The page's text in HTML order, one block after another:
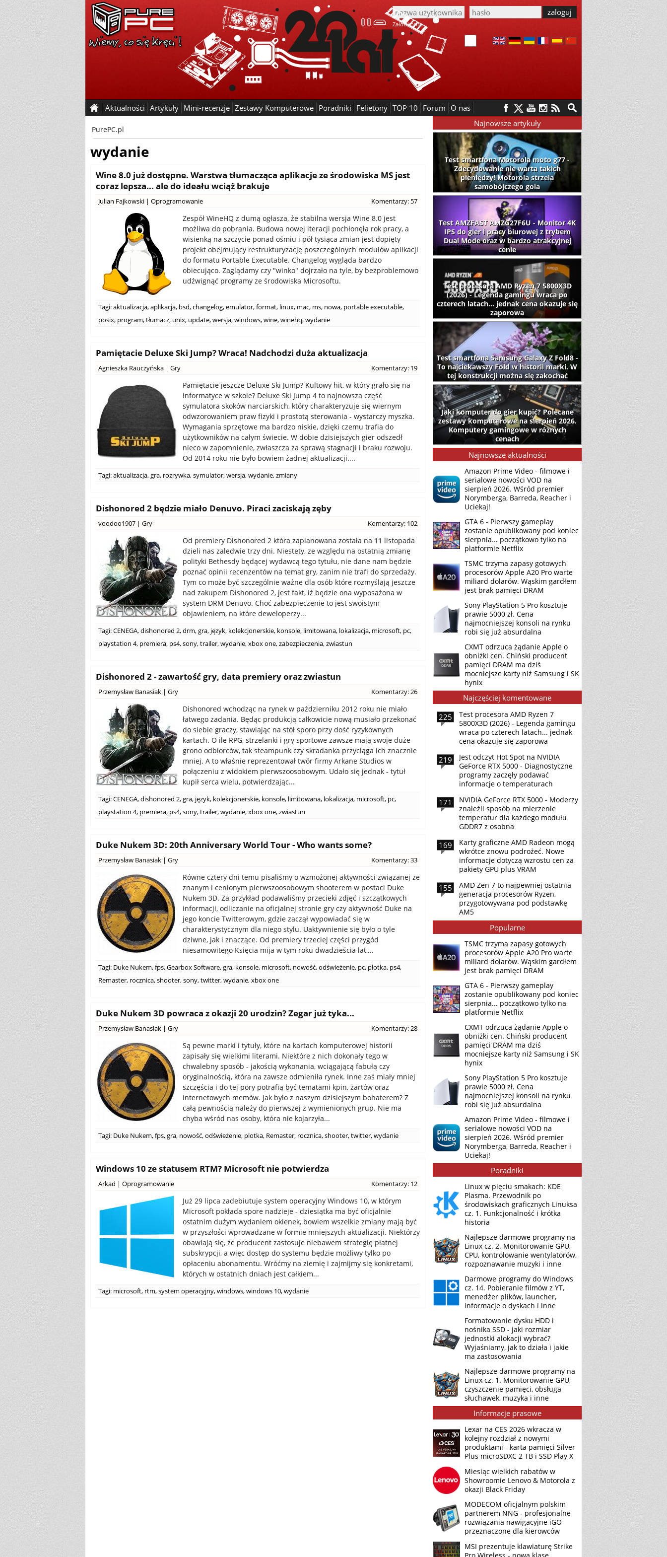
Załóż konto
Aktualności Artykuły Mini-recenzje Zestawy Komputerowe Poradniki Felietony TOP 10 Forum O nas
PurePC.pl
wydanie
Wine 8.0 już dostępne. Warstwa tłumacząca aplikacje ze środowiska MS jest
coraz lepsza... ale do ideału wciąż brakuje
Julian Fajkowski | Oprogramowanie Komentarzy: 57
Zespół WineHQ z dumą ogłasza, że stabilna wersja Wine 8.0 jest
możliwa do pobrania. Budowa nowej iteracji pochłonęła rok pracy, a
wisienką na szczycie ponad ośmiu i pół tysiąca zmian jest dopięty
projekt obejmujący restrukturyzację poszczególnych modułów aplikacji
do formatu Portable Executable. Changelog wygląda bardzo
obiecująco. Zaglądamy czy "winko" dojrzało na tyle, by bezproblemowo
udźwignąć programy ze środowiska Microsoftu.
Tagi:aktualizacja,aplikacja, bsd,changelog,emulator,format, linux, mac, ms, nowa, portable executable,
posix, program,tłumacz, unix, update,wersja,windows,wine,winehq,wydanie
Pamiętacie Deluxe Ski Jump? Wraca! Nadchodzi duża aktualizacja
Agnieszka Rauczyńska | Gry Komentarzy: 19
Pamiętacie jeszcze Deluxe Ski Jump? Kultowy hit, w który grało się na
informatyce w szkole? Deluxe Ski Jump 4 to najnowsza część
symulatora skoków narciarskich, który charakteryzuje się wiernym
odwzorowaniem praw fizyki i prostotą sterowania - wystarczy myszka.
Wymagania sprzętowe ma bardzo niskie, dzięki czemu trafia do
użytkowników na całym świecie. W dobie dzisiejszych gier odszedł
nieco w zapomnienie, zwłaszcza za sprawą stagnacji i braku rozwoju.
Od 2014 roku nie było bowiem żadnej aktualizacji....
Tagi:aktualizacja,gra, rozrywka,symulator,wersja,wydanie,zmiany
Dishonored 2 będzie miało Denuvo. Piraci zaciskają zęby
voodoo1907 | Gry Komentarzy: 102
Od premiery Dishonored 2 która zaplanowana została na 11 listopada
dzieli nas zaledwie trzy dni. Niestety, ze względu na ostatnią zmianę
polityki Bethesdy będącej wydawcą tego tytułu, nie dane nam będzie
poznać opinii recenzentów na temat gry, zanim nie trafi do sprzedaży.
Tym co może być szczególnie ważne dla osób które rozmyślają jeszcze
nad zakupem Dishonored 2, jest fakt, iż będzie ona wyposażona w
system DRM Denuvo. Choć zabezpieczenie to jest swoistym
objawieniem, na które deweloperzy...
Tagi:CENEGA,dishonored 2,drm,gra, język, kolekcjonerskie, konsole, limitowana, lokalizacja, microsoft, pc,
playstation 4, premiera, ps4,sony,trailer,wydanie,xbox one,zabezpieczenia,zwiastun
Dishonored 2 - zawartość gry, data premiery oraz zwiastun
Przemysław Banasiak | Gry Komentarzy: 26
Dishonored wchodząc na rynek w październiku 2012 roku nie miało
łatwego zadania. Będąc produkcją całkowicie nową musiało przekonać
do siebie graczy, stawiając na stół sporo przy dość ryzykownych
kartach. O ile RPG, strzelanki i gry sportowe zawsze mają swoje duże
grono odbiorców, tak steampunk czy skradanka przyciąga ich znacznie
mniej. A to właśnie reprezentował twór firmy Arkane Studios w
połączeniu z widokiem pierwszoosobowym. Udało się jednak - tytuł
kupił serca wielu, potwierdzając...
Tagi:CENEGA,dishonored 2,gra, język, kolekcjonerskie, konsole, limitowana, lokalizacja, microsoft, pc,
playstation 4, premiera, ps4,sony,trailer,wydanie,xbox one,zwiastun
Duke Nukem 3D: 20th Anniversary World Tour - Who wants some?
Przemysław Banasiak | Gry Komentarzy: 33
Równe cztery dni temu pisaliśmy o wzmożonej aktywności związanej ze
znanym i cenionym pierwszoosobowym shooterem w postaci Duke
Nukem 3D. Za przykład podawaliśmy przecieki zdjęć i szczątkowych
informacji, odliczanie na oficjalnej stronie gry czy aktywność Duke na
jego koncie Twitterowym, gdzie zaczął wypowiadać się w
charakterystycznym dla niego stylu. Uaktywnienie się było o tyle
dziwne, jak i znaczące. Od premiery trzeciej części przygód
niesamowitego Księcia mija w tym roku dwadzieścia lat,...
Tagi: Duke Nukem,fps,Gearbox Software,gra, konsole, microsoft, nowość,odświeżenie, pc, plotka, ps4,
Remaster, rocznica,shooter,sony,twitter,wydanie,xbox one
Duke Nukem 3D powraca z okazji 20 urodzin? Zegar już tyka...
Przemysław Banasiak | Gry Komentarzy: 28
Są pewne marki i tytuły, które na kartach komputerowej historii
zapisały się wielkimi literami. Niektóre z nich dokonały tego w
chwalebny sposób - jakością wykonania, wciągającą fabułą czy
oryginalnością, która na zawsze odmieniła rynek. Inne zaś miały mniej
szczęścia i do tej pory potrafią być tematami kpin, żartów oraz
internetowych memów. Jak było z naszym dzisiejszym bohaterem? Z
całą pewnością należy do pierwszej z wymienionych grup. Nie ma
chyba wśród nas osoby, która nie kojarzyła...
Tagi: Duke Nukem,fps,gra, nowość,odświeżenie, plotka, Remaster, rocznica,shooter,twitter,wydanie
Windows 10 ze statusem RTM? Microsoft nie potwierdza
Arkad | Oprogramowanie Komentarzy: 12
Już 29 lipca zadebiutuje system operacyjny Windows 10, w którym
Microsoft pokłada spore nadzieje - dziesiątka ma być oficjalnie
ostatnim dużym wydaniem okienek, bowiem wszelkie zmiany mają być
w przyszłości wprowadzane w formie mniejszych aktualizacji. Niektórzy
obawiają się, że producent zastosuje niebawem strategię płatnej
subskrypcji, a więc dostęp do systemu będzie możliwy tylko po
opłaceniu abonamentu. Wróćmy na ziemię i zajmijmy się konkretami,
których w ostatnich dniach jest całkiem...
Tagi: microsoft, rtm,system operacyjny,windows,windows 10,wydanie
Najnowsze artykuły
Test smartfona Motorola moto g77 -
Zdecydowanie nie warta takich
pieniędzy! Motorola strzela
samobójczego gola
Test AMZFAST AMZG27F6U - Monitor 4K
IPS do gier i pracy biurowej z trybem
Dual Mode oraz w bardzo atrakcyjnej
cenie
Test procesora AMD Ryzen 7 5800X3D
(2026) - Legenda gamingu wraca po
czterech latach... jednak cena okazuje się
zaporowa
Test smartfona Samsung Galaxy Z Fold8 -
To najciekawszy Fold w historii marki. W
tej konstrukcji można się zakochać
Jaki komputer do gier kupić? Polecane
zestawy komputerowe na sierpień 2026.
Komputery gamingowe w różnych
cenach
Najnowsze aktualności
Amazon Prime Video - filmowe i
serialowe nowości VOD na
sierpień 2026. Wśród premier
Norymberga, Barreda, Reacher i
Uciekaj!
GTA 6 - Pierwszy gameplay
zostanie opublikowany pod koniec
sierpnia... początkowo tylko na
platformie Netflix
TSMC trzyma zapasy gotowych
procesorów Apple A20 Pro warte
miliard dolarów. Wąskim gardłem
jest brak pamięci DRAM
Sony PlayStation 5 Pro kosztuje
prawie 5000 zł. Cena
najmocniejszej konsoli na rynku
robi się już absurdalna
CXMT odrzuca żądanie Apple o
obniżki cen. Chiński producent
pamięci DRAM ma dziś
mocniejsze karty niż Samsung i SK
hynix
Najczęściej komentowane
225
Test procesora AMD Ryzen 7
5800X3D (2026) - Legenda gamingu
wraca po czterech latach... jednak
cena okazuje się zaporowa
219
Jest odczyt Hot Spot na NVIDIA
GeForce RTX 5000 - Diagnostyczne
programy zaczęły podawać
informacje o temperaturach
171
NVIDIA GeForce RTX 5000 - Moderzy
znaleźli sposób na mierzenie
temperatur dla każdego modułu
GDDR7 z osobna
169
Karty graficzne AMD Radeon mogą
wkrótce znowu podrożeć. Nowe
informacje dotyczą wzrostu cen za
pakiety GPU plus VRAM
155
AMD Zen 7 to najpewniej ostatnia
generacja procesorów Ryzen,
przygotowywana pod podstawkę
AM5
Popularne
TSMC trzyma zapasy gotowych
procesorów Apple A20 Pro warte
miliard dolarów. Wąskim gardłem
jest brak pamięci DRAM
GTA 6 - Pierwszy gameplay
zostanie opublikowany pod koniec
sierpnia... początkowo tylko na
platformie Netflix
CXMT odrzuca żądanie Apple o
obniżki cen. Chiński producent
pamięci DRAM ma dziś
mocniejsze karty niż Samsung i SK
hynix
Sony PlayStation 5 Pro kosztuje
prawie 5000 zł. Cena
najmocniejszej konsoli na rynku
robi się już absurdalna
Amazon Prime Video - filmowe i
serialowe nowości VOD na
sierpień 2026. Wśród premier
Norymberga, Barreda, Reacher i
Uciekaj!
Poradniki
Linux w pięciu smakach: KDE
Plasma. Przewodnik po
środowiskach graficznych Linuksa
cz. 1. Funkcjonalność i krótka
historia
Najlepsze darmowe programy na
Linux cz. 2. Monitorowanie GPU,
CPU, kontrolowanie wentylatorów,
rozpoznawanie muzyki i inne
Darmowe programy do Windows
cz. 14. Pobieranie filmów z YT,
menedżer plików, launcher,
informacje o dyskach i inne
Formatowanie dysku HDD i
nośnika SSD - jaki rozmiar
jednostki alokacji wybrać?
Wyjaśniamy, jak to działa i jakie
ma zastosowania
Najlepsze darmowe programy na
Linux cz. 1. Monitorowanie GPU,
czyszczenie pamięci, obsługa
słuchawek, muzyka i inne
Informacje prasowe
Lexar na CES 2026 wkracza w
kolejny rozdział z nowymi
produktami - karta pamięci Silver
Plus microSDXC 2 TB i SSD Play X
Miesiąc wielkich rabatów w
Showroomie Lenovo & Motorola z
okazji Black Friday
MODECOM oficjalnym polskim
partnerem NNG - profesjonalne
rozwiązania nawigacyjne iGO
przeznaczone dla kierowców
MSI prezentuje klawiaturę Strike
Pro Wireless - nową klasę